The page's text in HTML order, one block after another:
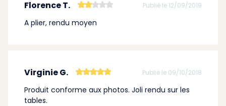
Florence T. Publié le 12/09/2019
A plier, rendu moyen
Virginie G. Publié le 09/10/2018
Produit conforme aux photos. Joli rendu sur les
tables.